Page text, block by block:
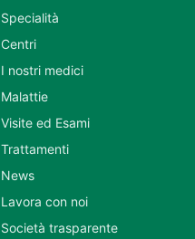
Specialità
Centri
I nostri medici
Malattie
Visite ed Esami
Trattamenti
News
Lavora con noi
Società trasparente